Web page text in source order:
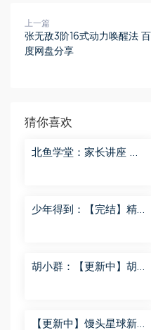
上一篇
张无敌3阶16式动力唤醒法 百
度网盘分享
猜你喜欢
北鱼学堂：家长讲座 百
少年得到：【完结】精
胡小群：【更新中】胡
【更新中】馒头星球新